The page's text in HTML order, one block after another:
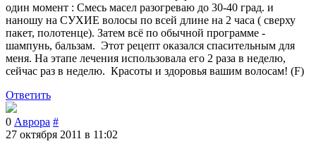
один момент : Смесь масел разогреваю до 30-40 град. и
наношу на СУХИЕ волосы по всей длине на 2 часа ( сверху
пакет, полотенце). Затем всё по обычной программе -
шампунь, бальзам. Этот рецепт оказался спасительным для
меня. На этапе лечения использовала его 2 раза в неделю,
сейчас раз в неделю. Красоты и здоровья вашим волосам! (F)
Ответить
0 Аврора #
27 октября 2011 в 11:02